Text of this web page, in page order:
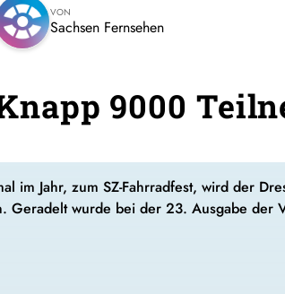
VON
Sachsen Fernsehen
9000
im Jahr, zum SZ-Fahrradfest, wird der
Geradelt wurde bei der 23. Ausgabe der